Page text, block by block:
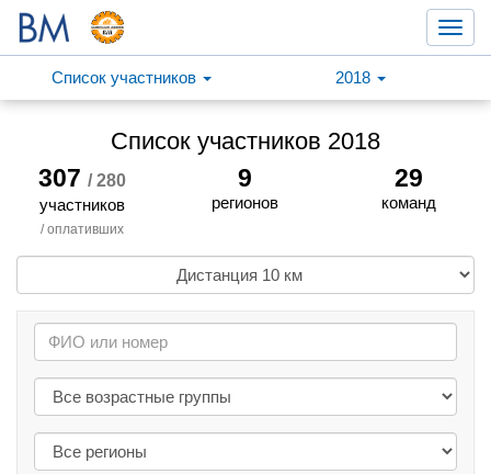
Список участников
2018
Список участников 2018
307 / 280
участников
/ оплативших
9
регионов
29
команд